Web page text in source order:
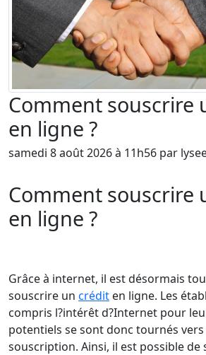
Comment souscrire
en ligne ?
samedi 8 août 2026 à 11h56 par
Comment souscrire
en ligne ?
Grâce à internet, il est désormais
souscrire un crédit en ligne. Les
compris l?intérêt d?Internet pour
potentiels se sont donc tournés
souscription. Ainsi, il est possible de